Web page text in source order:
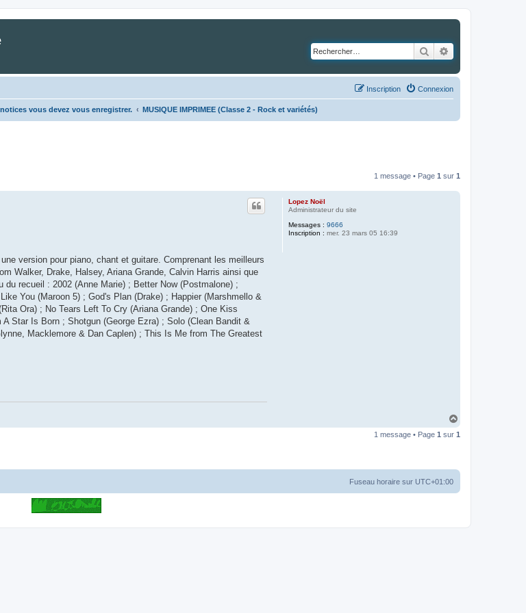
Rechercher
Connexion
Inscription
vous devez vous enregistrer. MUSIQUE IMPRIMEE (Classe 2 - Rock et variétés)
1 message • Page 1 sur 1
Lopez Noël
Administrateur du site
Messages : 9666
Inscription : mer. 23 mars 05 16:39
version pour piano, chant et guitare. Comprenant les meilleurs
Walker, Drake, Halsey, Ariana Grande, Calvin Harris ainsi que
recueil : 2002 (Anne Marie) ; Better Now (Postmalone) ;
You (Maroon 5) ; God's Plan (Drake) ; Happier (Marshmello &
Ora) ; No Tears Left To Cry (Ariana Grande) ; One Kiss
Star Is Born ; Shotgun (George Ezra) ; Solo (Clean Bandit &
Macklemore & Dan Caplen) ; This Is Me from The Greatest
u
1 message • Page 1 sur 1
Fuseau horaire sur UTC+01:00